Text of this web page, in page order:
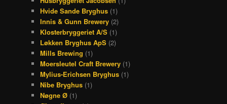
Hvide Sande Bryghus (1)
Innis & Gunn Brewery (2)
Klosterbryggeriet A/S (1)
Løkken Bryghus ApS (2)
Mills Brewing (1)
Moersleutel Craft Brewery (1)
Mylius-Erichsen Bryghus (1)
Nibe Bryghus (1)
Nøgne Ø (1)